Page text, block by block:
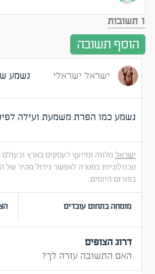
1 תשובות
הוסף תשובה
ישראל ישראלי נשמע
נשמע כמו הפרת משמעת ועילה
ישראל
טכנולוגיות במטרה לאפשר גידול מהיר של
בפורום היזמים.
מומחה בתחום עובדים
דרוג הצופים
האם התשובה עזרה לך?